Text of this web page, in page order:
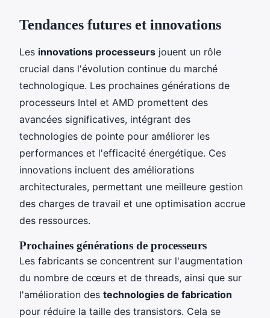
Tendances futures et innovations
Les innovations processeurs jouent un rôle
crucial dans l'évolution continue du marché
technologique. Les prochaines générations de
processeurs Intel et AMD promettent des
avancées significatives, intégrant des
technologies de pointe pour améliorer les
performances et l'efficacité énergétique. Ces
innovations incluent des améliorations
architecturales, permettant une meilleure gestion
des charges de travail et une optimisation accrue
des ressources.
Prochaines générations de processeurs
Les fabricants se concentrent sur l'augmentation
du nombre de cœurs et de threads, ainsi que sur
l'amélioration des technologies de fabrication
pour réduire la taille des transistors. Cela se